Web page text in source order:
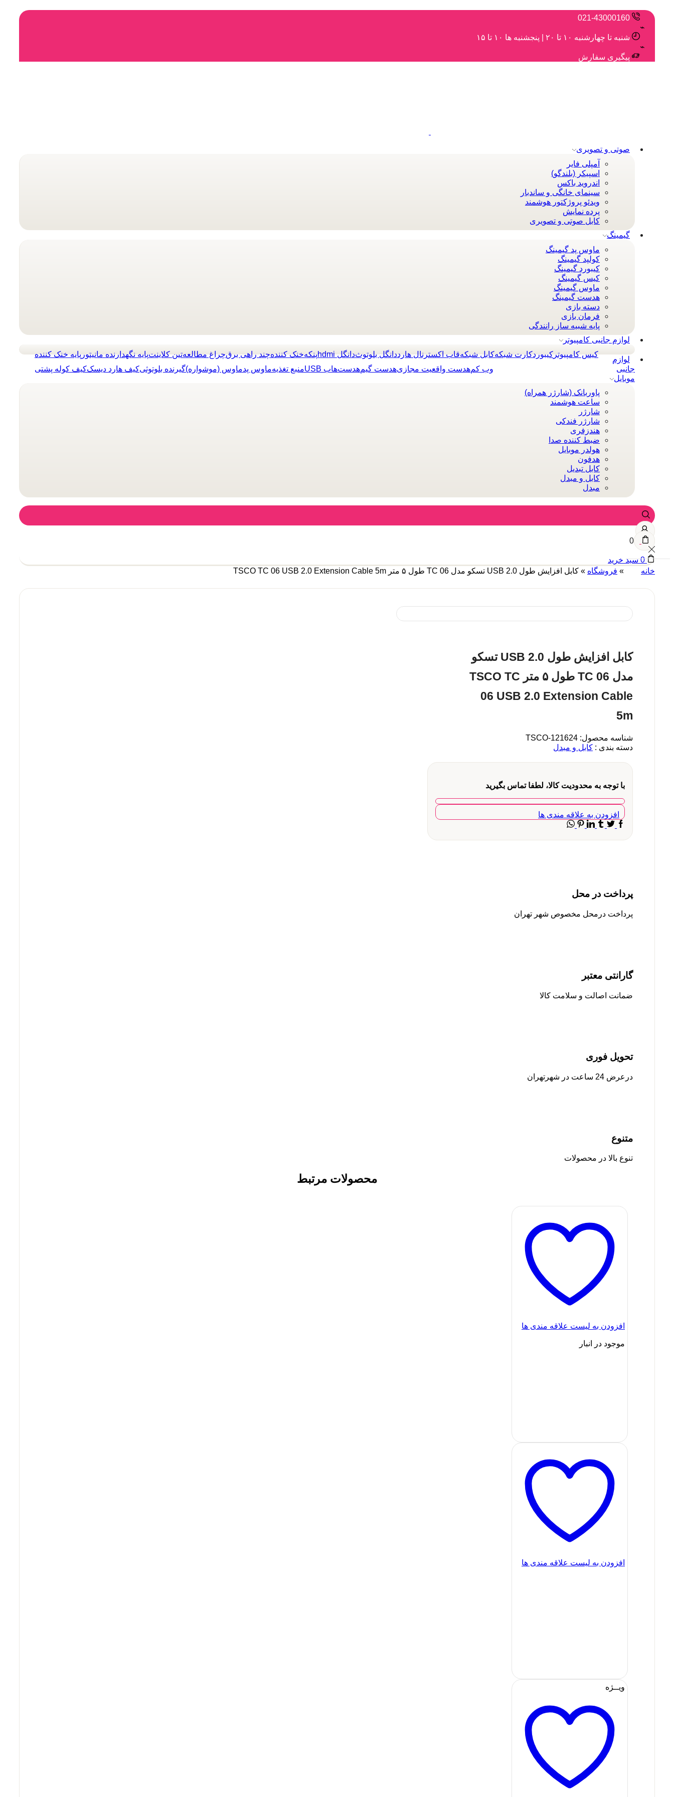
021-43000160
شنبه تا چهارشنبه ۱۰ تا ۲۰ | پنجشنبه ها ۱۰ تا ۱۵
پیگیری سفارش
صوتی و تصویری
آمپلی فایر
اسپیکر (بلندگو)
اندروید باکس
سینمای خانگی و ساندبار
ویدئو پروژکتور هوشمند
پرده نمایش
کابل صوتی و تصویری
گیمینگ
ماوس پد گیمینگ
کولپد گیمینگ
کیبورد گیمینگ
کیس گیمینگ
ماوس گیمینگ
هدست گیمینگ
دسته بازی
فرمان بازی
پایه شبیه ساز رانندگی
لوازم جانبی کامپیوتر
پایه خنک کنندهپایه نگهدارنده مانیتورتین کلاینتچراغ مطالعهچند راهی برقخنک کنندهپنکه دانگل hdmiدانگل بلوتوثقاب اکسترنال هاردکابل شبکهکارت شبکهکيبوردکیس کامپیوتر
کیف کوله پشتیکیف هارد دیسکگیرنده بلوتوثیماوس (موشواره)ماوس پدمنبع تغذیه هاب USBهدستهدست گیمهدست واقعیت مجازیوب کم
لوازم
جانبی
موبایل
پاوربانک (شارژر همراه)
ساعت هوشمند
شارژر
شارژر فندکی
هندزفری
ضبط کننده صدا
هولدر موبایل
هدفون
کابل تبدیل
کابل و مبدل
مبدل
0
0 سبد خرید
خانه
» فروشگاه » کابل افزایش طول USB 2.0 تسکو مدل TC 06 طول ۵ متر TSCO TC 06 USB 2.0 Extension Cable 5m
کابل افزایش طول USB 2.0 تسکو
مدل TC 06 طول ۵ متر TSCO TC
06 USB 2.0 Extension Cable
5m
شناسه محصول: TSCO-121624
دسته بندی : کابل و مبدل
با توجه به محدودیت کالا، لطفا تماس بگیرید
افزودن به علاقه مندی ها
Facebook
Twitter
Tumblr
Linkedin
Pinterest
Whatsapp
پرداخت در محل
پرداخت درمحل مخصوص شهر تهران
گارانتی معتبر
ضمانت اصالت و سلامت کالا
تحویل فوری
درعرض 24 ساعت در شهرتهران
متنوع
تنوع بالا در محصولات
محصولات مرتبط
افزودن به لیست علاقه مندی ها
موجود در انبار
افزودن به لیست علاقه مندی ها
ویــژه